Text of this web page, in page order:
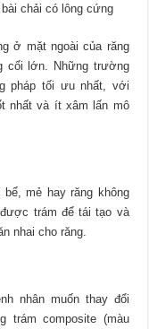
chải có lông cứng
ở mặt ngoài của răng
cối lớn. Những trường
pháp tối ưu nhất, với
nhất và ít xâm lấn mô
mẻ hay răng không
trám để tái tạo và
nhai cho răng.
nhân muốn thay đổi
trám composite (màu